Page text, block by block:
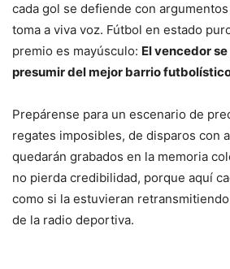
cada gol se defiende con
toma a viva voz. Fútbol en estado
premio es mayúsculo: El vencedor
presumir del mejor barrio
Prepárense para un escenario de
regates imposibles, de disparos con
quedarán grabados en la memoria
no pierda credibilidad, porque aquí
como si la estuvieran
de la radio deportiva.